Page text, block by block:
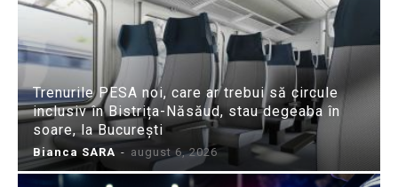
Trenurile PESA noi, care ar trebui să circule
inclusiv în Bistrița-Năsăud, stau degeaba în
soare, la București
Bianca SARA - august 6, 2026